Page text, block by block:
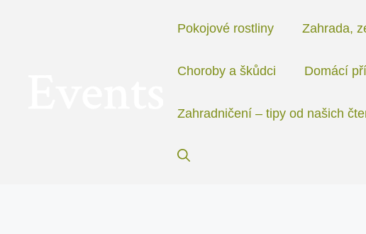
Pokojové rostliny Zahrada,
Choroby a škůdci Domácí
Zahradničení – tipy od našich